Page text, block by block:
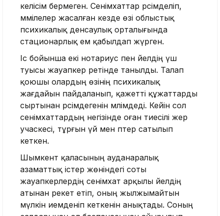
келісім бермеген. Сенімхаттар рәсімделіп,
мәмілелер жасалған кезде өзі облыстық
психикалық денсаулық орталығында
стационарлық ем қабылдап жүрген.
Іс бойынша екі нотариус пен әйелдің үш
туысы жауапкер ретінде танылды. Талап
қоюшы олардың өзінің психикалық
жағдайын пайдаланып, қажетті құжаттарды
сыртынан рәсімдегенін мәлімдеді. Кейін сол
сенімхаттардың негізінде оған тиесілі жер
учаскесі, тұрғын үй мен пәтер сатылып
кеткен.
Шымкент қаласының ауданаралық
азаматтық істер жөніндегі соты
жауапкерлердің сенімхат арқылы әйелдің
атынан әрекет етіп, оның жылжымайтын
мүлкін иемденіп кеткенін анықтады. Соның